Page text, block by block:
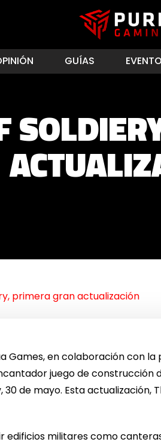
GUÍAS
primera gran actualización
Games, en colaboración con
juego de construcción
de mayo. Esta
edificios militares como